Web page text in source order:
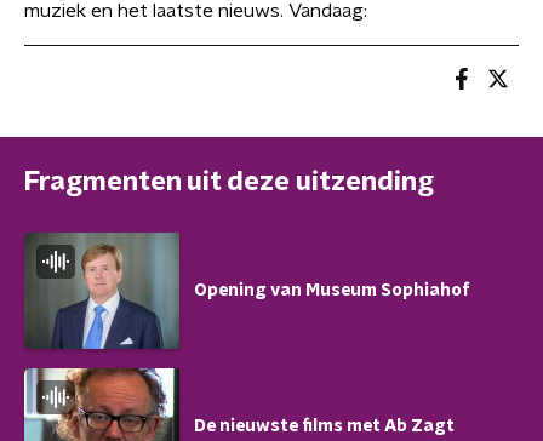
muziek en het laatste nieuws. Vandaag:
Fragmenten uit deze uitzending
Opening van Museum Sophiahof
De nieuwste films met Ab Zagt